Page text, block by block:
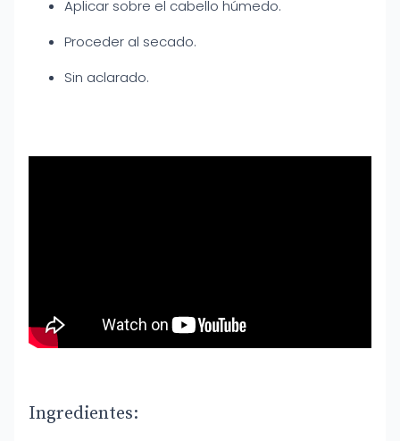
Aplicar sobre el cabello húmedo.
Proceder al secado.
Sin aclarado.
Ingredientes: